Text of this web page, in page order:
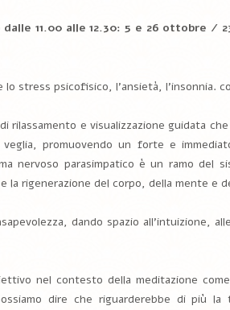
11.00 alle 12.30: 5 e 26 ottobre /
stress psicofisico, l’ansietà, l’insonnia.
rilassamento e visualizzazione guidata
promuovendo un forte e
nervoso parasimpatico è un ramo del
la rigenerazione del corpo, della mente e
dando spazio all’intuizione,
nel contesto della meditazione
dire che riguarderebbe di più la